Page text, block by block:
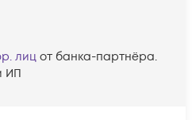
лиц от банка-партнёра.
ИП